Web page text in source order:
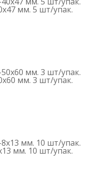
мм. 5 шт/упак.
мм. 3 шт/упак.
мм. 10 шт/упак.